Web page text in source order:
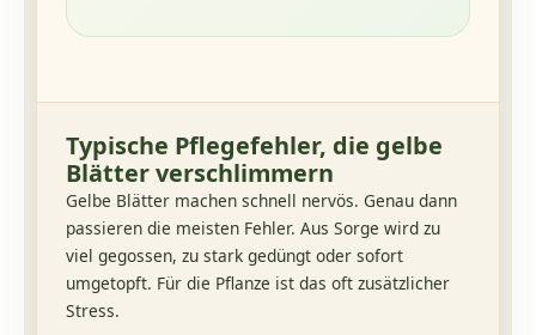
Typische Pflegefehler, die gelbe
Blätter verschlimmern
Gelbe Blätter machen schnell nervös. Genau dann
passieren die meisten Fehler. Aus Sorge wird zu
viel gegossen, zu stark gedüngt oder sofort
umgetopft. Für die Pflanze ist das oft zusätzlicher
Stress.